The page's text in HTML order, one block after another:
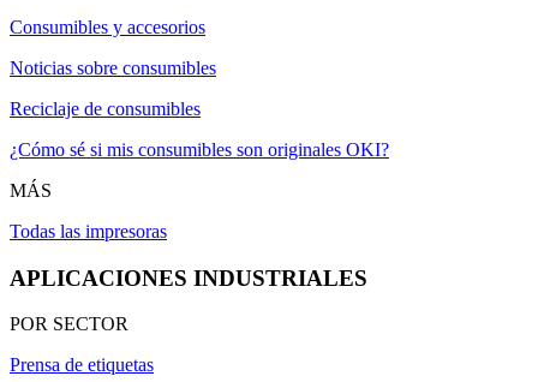
Consumibles y accesorios
Noticias sobre consumibles
Reciclaje de consumibles
¿Cómo sé si mis consumibles son originales OKI?
MÁS
Todas las impresoras
APLICACIONES INDUSTRIALES
POR SECTOR
Prensa de etiquetas